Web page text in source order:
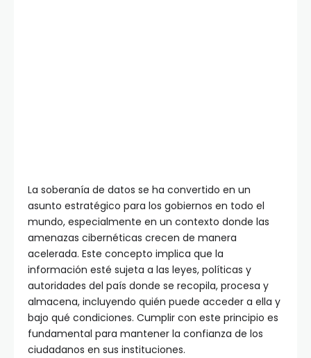
La soberanía de datos se ha convertido en un
asunto estratégico para los gobiernos en todo el
mundo, especialmente en un contexto donde las
amenazas cibernéticas crecen de manera
acelerada. Este concepto implica que la
información esté sujeta a las leyes, políticas y
autoridades del país donde se recopila, procesa y
almacena, incluyendo quién puede acceder a ella y
bajo qué condiciones. Cumplir con este principio es
fundamental para mantener la confianza de los
ciudadanos en sus instituciones.